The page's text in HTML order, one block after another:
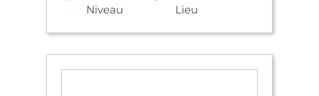
Niveau
Lieu